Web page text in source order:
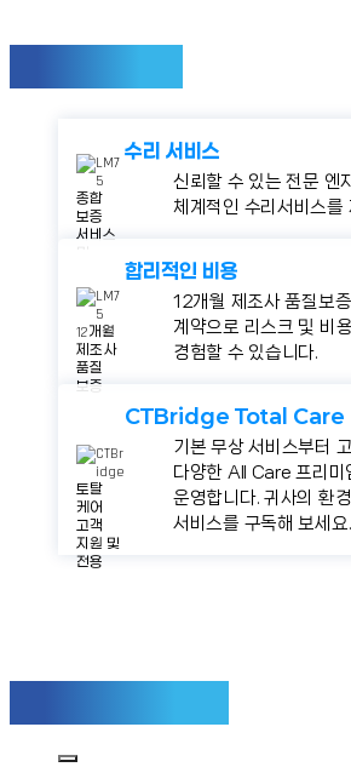
수리 서비스
신뢰할 수 있는 전문 엔
체계적인 수리서비스를
합리적인 비용
12개월 제조사 품질보
계약으로 리스크 및 비
경험할 수 있습니다.
CTBridge Total Care
기본 무상 서비스부터
다양한 All Care 프리미
운영합니다. 귀사의 환
서비스를 구독해 보세요.